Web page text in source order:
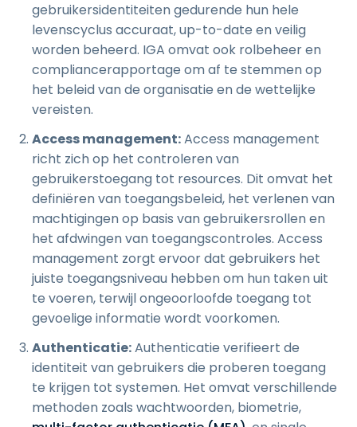
gebruikersidentiteiten gedurende hun hele
levenscyclus accuraat, up-to-date en veilig
worden beheerd. IGA omvat ook rolbeheer en
compliancerapportage om af te stemmen op
het beleid van de organisatie en de wettelijke
vereisten.
Access management:Access management
richt zich op het controleren van
gebruikerstoegang tot resources. Dit omvat het
definiëren van toegangsbeleid, het verlenen van
machtigingen op basis van gebruikersrollen en
het afdwingen van toegangscontroles. Access
management zorgt ervoor dat gebruikers het
juiste toegangsniveau hebben om hun taken uit
te voeren, terwijl ongeoorloofde toegang tot
gevoelige informatie wordt voorkomen.
Authenticatie:Authenticatie verifieert de
identiteit van gebruikers die proberen toegang
te krijgen tot systemen. Het omvat verschillende
methoden zoals wachtwoorden, biometrie,